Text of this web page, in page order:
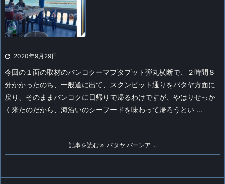
 2020年9月29日
今回の１面の取材のバンコクーマプタプット弾丸横断で、２時間８
分かかったのち、一般道に出て、スクンビット通りをパタヤ方面に
戻り、そのままバンコクに日帰りで帰るわけですが、やはりせっか
く来たのだから、海沿いのシーフードを味わって帰ろうとい ...
記事を読む パタヤ バーンア ...